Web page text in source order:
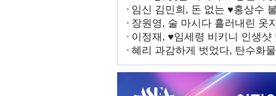
임신 김민희, 돈 없는 ♥홍상수
장원영, 술 마시다 흘러내린 옷
이정재, ♥임세령 비키니 인생
혜리 과감하게 벗었다, 탄수화